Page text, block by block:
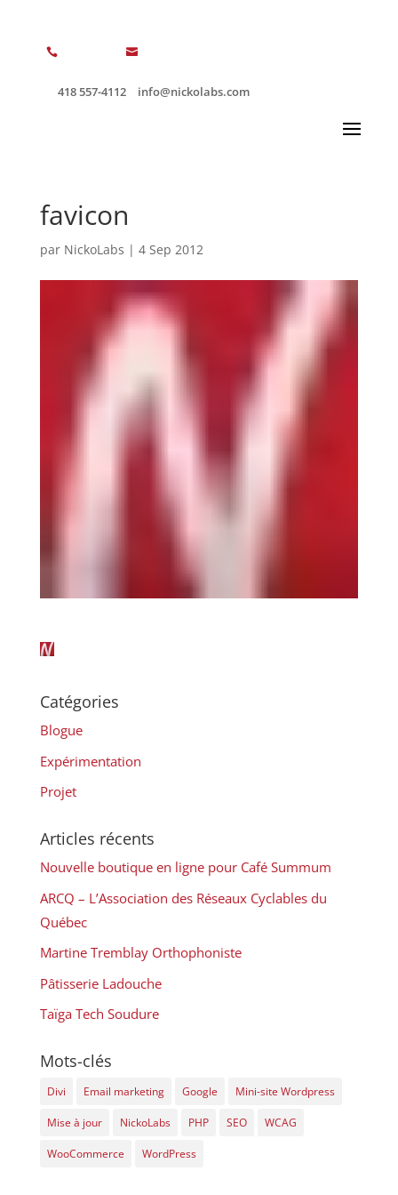

418 557-4112

info@nickolabs.com
favicon
par NickoLabs | 4 Sep 2012
Catégories
Blogue
Expérimentation
Projet
Articles récents
Nouvelle boutique en ligne pour Café Summum
ARCQ – L’Association des Réseaux Cyclables du
Québec
Martine Tremblay Orthophoniste
Pâtisserie Ladouche
Taïga Tech Soudure
Mots-clés
Divi Email marketing Google Mini-site Wordpress
Mise à jour NickoLabs PHP SEO WCAG
WooCommerce WordPress